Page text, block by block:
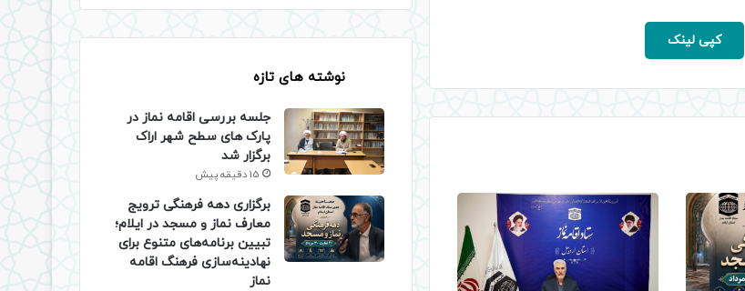
کپی لینک
نوشته های تازه
جلسه بررسی اقامه نماز در
پارک های سطح شهر اراک
برگزار شد
15 دقیقه پیش
برگزاری دهه فرهنگی ترویج
معارف نماز و مسجد در ایلام؛
تبیین برنامه‌های متنوع برای
نهادینه‌سازی فرهنگ اقامه
نماز